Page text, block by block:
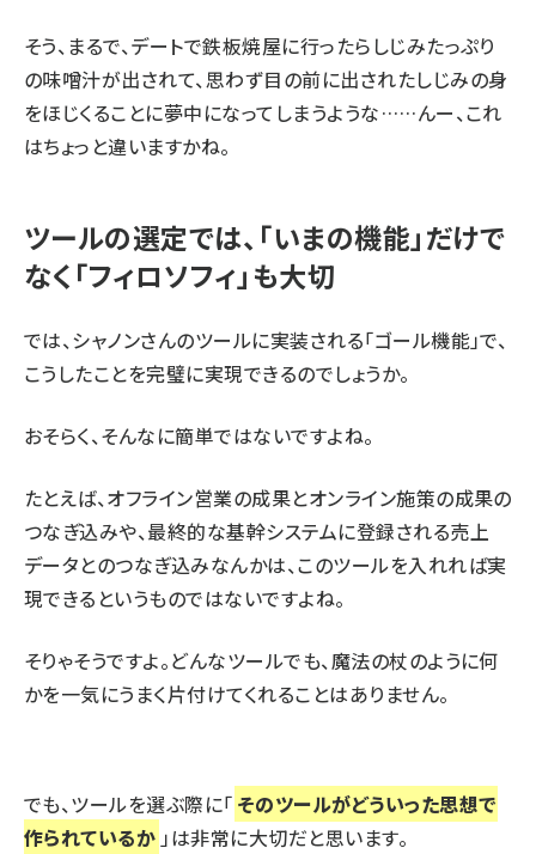
そう、まるで、デートで鉄板焼屋に行ったらしじみたっぷり
の味噌汁が出されて、思わず目の前に出されたしじみの身
をほじくることに夢中になってしまうような……んー、これ
はちょっと違いますかね。
ツールの選定では、「いまの機能」だけで
なく「フィロソフィ」も大切
では、シャノンさんのツールに実装される「ゴール機能」で、
こうしたことを完璧に実現できるのでしょうか。
おそらく、そんなに簡単ではないですよね。
たとえば、オフライン営業の成果とオンライン施策の成果の
つなぎ込みや、最終的な基幹システムに登録される売上
データとのつなぎ込みなんかは、このツールを入れれば実
現できるというものではないですよね。
そりゃそうですよ。どんなツールでも、魔法の杖のように何
かを一気にうまく片付けてくれることはありません。
でも、ツールを選ぶ際に「 そのツールがどういった思想で
作られているか」は非常に大切だと思います。